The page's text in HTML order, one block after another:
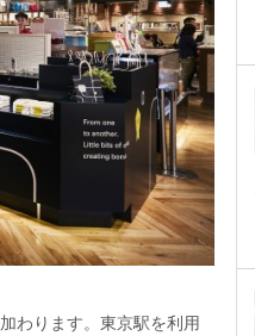
わります。東京駅を利用